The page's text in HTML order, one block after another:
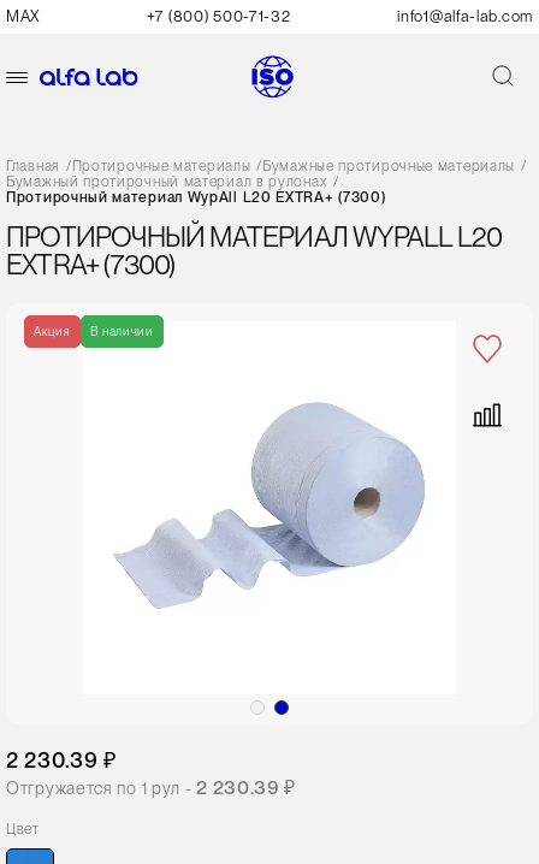
MAX +7 (800) 500-71-32 info1@alfa-lab.com
Главная / Протирочные материалы / Бумажные протирочные материалы /
Бумажный протирочный материал в рулонах /
Протирочный материал WypAll L20 EXTRA+ (7300)
ПРОТИРОЧНЫЙ МАТЕРИАЛ WYPALL L20
EXTRA+ (7300)
2 230.39 ₽
Отгружается по 1 рул -2 230.39 ₽
Цвет
Акция В наличии